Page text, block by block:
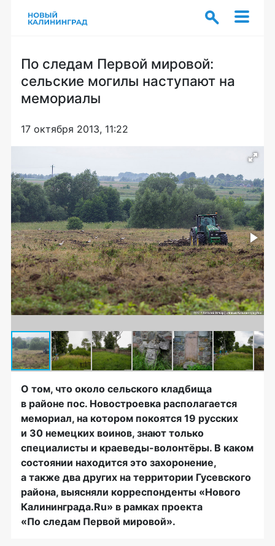
По следам Первой мировой:
сельские могилы наступают на
мемориалы
17 октября 2013, 11:22
О том, что около сельского кладбища
в районе пос. Новостроевка располагается
мемориал, на котором покоятся 19 русских
и 30 немецких воинов, знают только
специалисты и краеведы-волонтёры. В каком
состоянии находится это захоронение,
а также два других на территории Гусевского
района, выясняли корреспонденты «Нового
Калининграда.Ru» в рамках проекта
«По следам Первой мировой».